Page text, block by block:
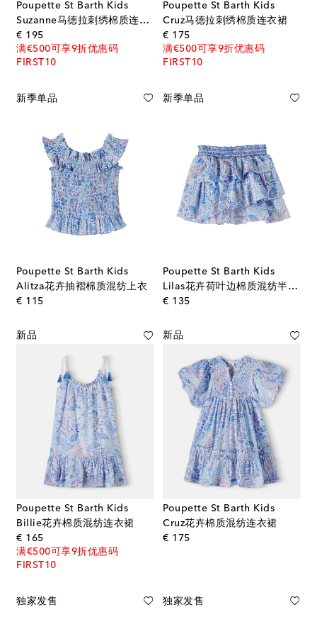
Poupette St Barth Kids
Suzanne马德拉刺绣棉质连衣裙
€ 195original price
满€500可享9折优惠码
FIRST10
Poupette St Barth Kids
Cruz马德拉刺绣棉质连衣裙
€ 175original price
满€500可享9折优惠码
FIRST10
新季单品
Poupette St Barth Kids
Alitza花卉抽褶棉质混纺上衣
€ 115original price
新季单品
Poupette St Barth Kids
Lilas花卉荷叶边棉质混纺半身裙
€ 135original price
新品
Poupette St Barth Kids
Billie花卉棉质混纺连衣裙
€ 165original price
满€500可享9折优惠码
FIRST10
新品
Poupette St Barth Kids
Cruz花卉棉质混纺连衣裙
€ 175original price
独家发售 独家发售